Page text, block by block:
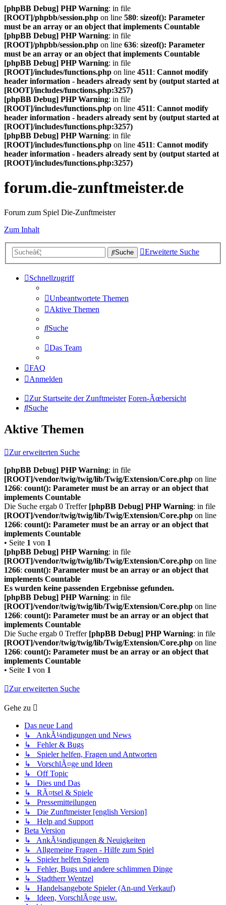
[phpBB Debug] PHP Warning: in file
[ROOT]/phpbb/session.php on line 580: sizeof(): Parameter
must be an array or an object that implements Countable
[phpBB Debug] PHP Warning: in file
[ROOT]/phpbb/session.php on line 636: sizeof(): Parameter
must be an array or an object that implements Countable
[phpBB Debug] PHP Warning: in file
[ROOT]/includes/functions.php on line 4511: Cannot modify
header information - headers already sent by (output started at
[ROOT]/includes/functions.php:3257)
[phpBB Debug] PHP Warning: in file
[ROOT]/includes/functions.php on line 4511: Cannot modify
header information - headers already sent by (output started at
[ROOT]/includes/functions.php:3257)
[phpBB Debug] PHP Warning: in file
[ROOT]/includes/functions.php on line 4511: Cannot modify
header information - headers already sent by (output started at
[ROOT]/includes/functions.php:3257)
forum.die-zunftmeister.de
Forum zum Spiel Die-Zunftmeister
Zum Inhalt
Suche Erweiterte Suche
Schnellzugriff
Unbeantwortete Themen
Aktive Themen
Suche
Das Team
FAQ
Anmelden
Zur Startseite der Zunftmeister Foren-Ãœbersicht
Suche
Aktive Themen
Zur erweiterten Suche
[phpBB Debug] PHP Warning: in file
[ROOT]/vendor/twig/twig/lib/Twig/Extension/Core.php on line
1266: count(): Parameter must be an array or an object that
implements Countable
Die Suche ergab 0 Treffer [phpBB Debug] PHP Warning: in file
[ROOT]/vendor/twig/twig/lib/Twig/Extension/Core.php on line
1266: count(): Parameter must be an array or an object that
implements Countable
• Seite 1 von 1
[phpBB Debug] PHP Warning: in file
[ROOT]/vendor/twig/twig/lib/Twig/Extension/Core.php on line
1266: count(): Parameter must be an array or an object that
implements Countable
Es wurden keine passenden Ergebnisse gefunden.
[phpBB Debug] PHP Warning: in file
[ROOT]/vendor/twig/twig/lib/Twig/Extension/Core.php on line
1266: count(): Parameter must be an array or an object that
implements Countable
Die Suche ergab 0 Treffer [phpBB Debug] PHP Warning: in file
[ROOT]/vendor/twig/twig/lib/Twig/Extension/Core.php on line
1266: count(): Parameter must be an array or an object that
implements Countable
• Seite 1 von 1
Zur erweiterten Suche
Gehe zu
Das neue Land
↳ AnkÃ¼ndigungen und News
↳ Fehler & Bugs
↳ Spieler helfen, Fragen und Antworten
↳ VorschlÃ¤ge und Ideen
↳ Off Topic
↳ Dies und Das
↳ RÃ¤tsel & Spiele
↳ Pressemitteilungen
↳ Die Zunftmeister [english Version]
↳ Help and Support
Beta Version
↳ AnkÃ¼ndigungen & Neuigkeiten
↳ Allgemeine Fragen - Hilfe zum Spiel
↳ Spieler helfen Spielern
↳ Fehler, Bugs und andere schlimmen Dinge
↳ Stadtherr Wentzel
↳ Handelsangebote Spieler (An-und Verkauf)
↳ Ideen, VorschlÃ¤ge usw.